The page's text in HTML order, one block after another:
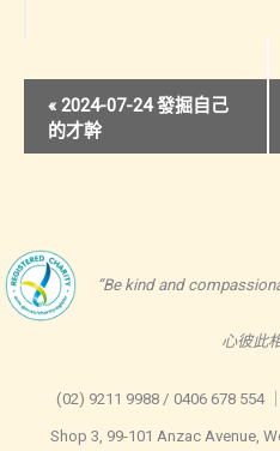
« 2024-07-24 發掘自己
的才幹
“Be kind and
心彼此
(02) 9211 9988 / 0406 678 554
Shop 3, 99-101 Anzac Avenue,